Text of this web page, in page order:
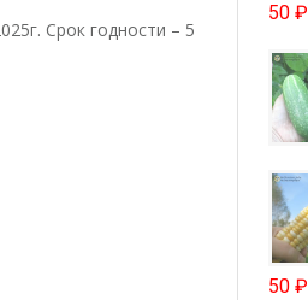
Срок годности – 5
50 ₽
50 ₽